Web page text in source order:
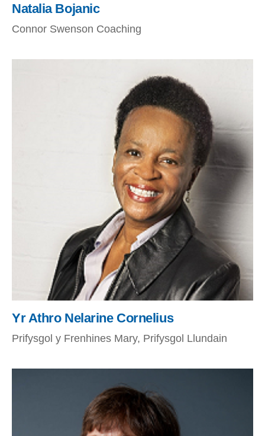
Natalia Bojanic
Connor Swenson Coaching
Yr Athro Nelarine Cornelius
Prifysgol y Frenhines Mary, Prifysgol Llundain